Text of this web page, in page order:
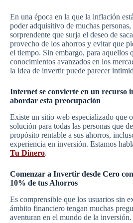
En una época en la que la inflación
poder adquisitivo de muchas personas,
sorprendente que surja el deseo de
provecho de los ahorros y evitar que
el tiempo. Sin embargo, para aquellos
conocimientos avanzados en los
la idea de invertir puede parecer
Internet se convierte en un recurso
abordar esta preocupación
Existe un sitio web especializado que
solución para todas las personas que
propósito rentable a sus ahorros,
experiencia en inversión. Estamos
Tu Dinero.
Comenzar a Invertir desde Cero
10% de tus Ahorros
Es comprensible que los usuarios sin
ámbito financiero tengan muchas
aventuran en el mundo de la